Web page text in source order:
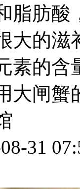
脂肪
大的滋
素的含
大闸
31